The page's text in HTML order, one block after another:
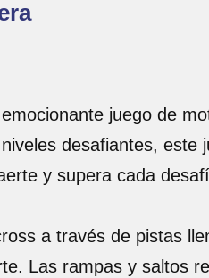
juego de
desafiantes,
y supera cada
a través de pistas
Las rampas y saltos